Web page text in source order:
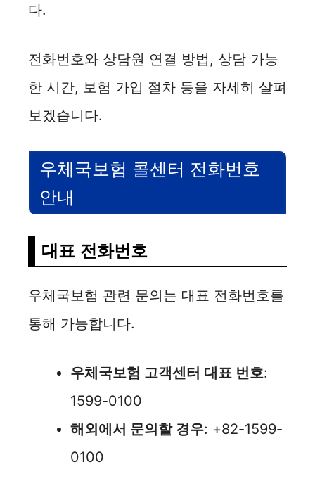
다.
전화번호와 상담원 연결 방법, 상담 가능
한 시간, 보험 가입 절차 등을 자세히 살펴
보겠습니다.
우체국보험 콜센터 전화번호
안내
대표 전화번호
우체국보험 관련 문의는 대표 전화번호를
통해 가능합니다.
우체국보험 고객센터 대표 번호:
1599-0100
해외에서 문의할 경우: +82-1599-
0100